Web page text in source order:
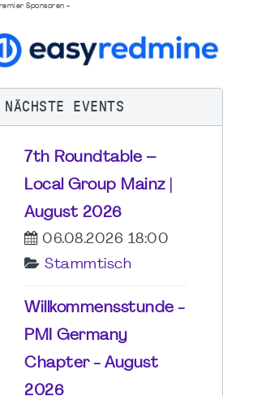
Sponsoren -
NÄCHSTE EVENTS
7th Roundtable –
Local Group Mainz |
August 2026
06.08.2026 18:00
Stammtisch
Willkommensstunde -
PMI Germany
Chapter - August
2026